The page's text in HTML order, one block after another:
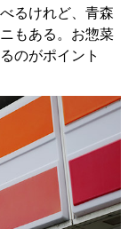
るけれど、青森
もある。お惣菜
のがポイント